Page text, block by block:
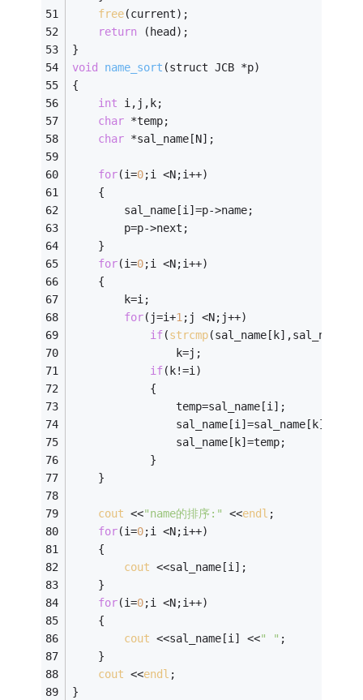
free(current);
return (head);
}
void
name_sort (struct JCB *p)
{
int i,j,k;
char *temp;
char *sal_name[N];
for(i=0;i <N;i++)
	{
		sal_name[i]=p->name;
		p=p->next;
	}
for(i=0;i <N;i++)
	{
		k=i;
for(j=i+1;j <N;j++)
if(strcmp
				k=j;
if(k!=i)
			{
				temp=sal_name[i];
				sal_name[i]=sal_name[k];
				sal_name[k]=temp;
			}
	}
cout <<"name的排序:" <<endl ;
for(i=0;i <N;i++)
	{
cout <<sal_name[i];
	}
for(i=0;i <N;i++)
	{
cout <<sal_name[i] <<" " ;
	}
cout <<endl ;
}